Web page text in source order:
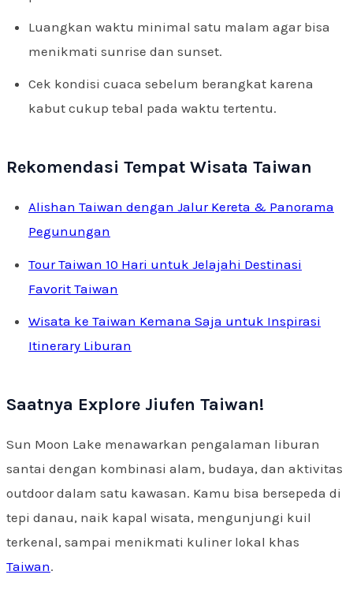
Luangkan waktu minimal satu malam agar bisa
menikmati sunrise dan sunset.
Cek kondisi cuaca sebelum berangkat karena
kabut cukup tebal pada waktu tertentu.
Rekomendasi Tempat Wisata Taiwan
Alishan Taiwan dengan Jalur Kereta & Panorama
Pegunungan
Tour Taiwan 10 Hari untuk Jelajahi Destinasi
Favorit Taiwan
Wisata ke Taiwan Kemana Saja untuk Inspirasi
Itinerary Liburan
Saatnya Explore Jiufen Taiwan!
Sun Moon Lake menawarkan pengalaman liburan
santai dengan kombinasi alam, budaya, dan aktivitas
outdoor dalam satu kawasan. Kamu bisa bersepeda di
tepi danau, naik kapal wisata, mengunjungi kuil
terkenal, sampai menikmati kuliner lokal khas
Taiwan.